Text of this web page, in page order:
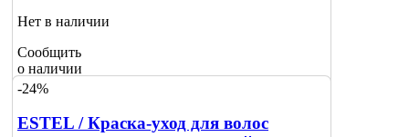
Нет в наличии
Сообщить
о наличии
1
-24%
ESTEL / Краска-уход для волос